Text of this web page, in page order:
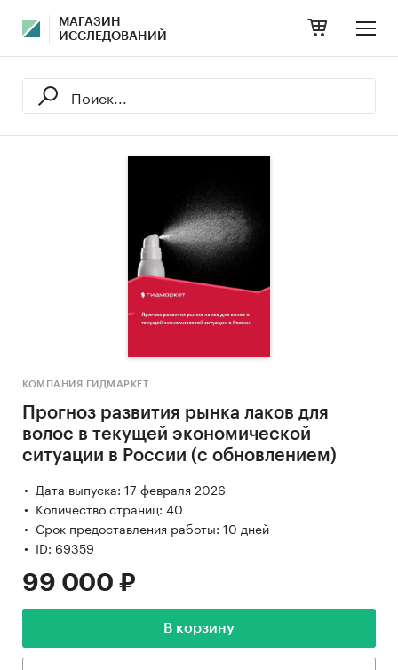
МАГАЗИН
ИССЛЕДОВАНИЙ
КОМПАНИЯ ГИДМАРКЕТ
Прогноз развития рынка лаков для
волос в текущей экономической
ситуации в России (с обновлением)
Дата выпуска: 17 февраля 2026
Количество страниц: 40
Срок предоставления работы: 10 дней
ID: 69359
99 000 ₽
В корзину